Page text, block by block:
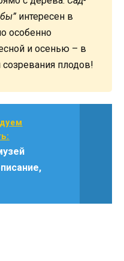
интересен в
особенно
и осенью – в
плодов!